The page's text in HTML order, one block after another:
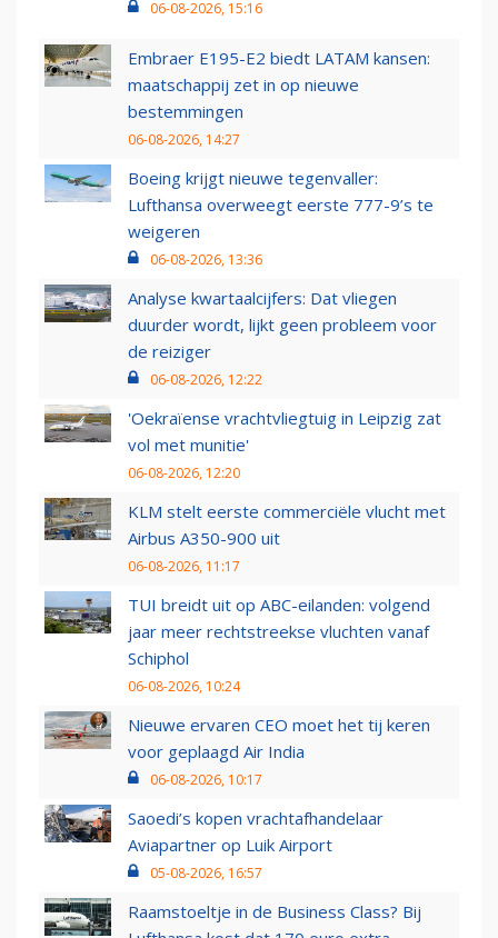
06-08-2026, 15:16
Embraer E195-E2 biedt LATAM kansen:
maatschappij zet in op nieuwe
bestemmingen
06-08-2026, 14:27
Boeing krijgt nieuwe tegenvaller:
Lufthansa overweegt eerste 777-9’s te
weigeren
06-08-2026, 13:36
Analyse kwartaalcijfers: Dat vliegen
duurder wordt, lijkt geen probleem voor
de reiziger
06-08-2026, 12:22
'Oekraïense vrachtvliegtuig in Leipzig zat
vol met munitie'
06-08-2026, 12:20
KLM stelt eerste commerciële vlucht met
Airbus A350-900 uit
06-08-2026, 11:17
TUI breidt uit op ABC-eilanden: volgend
jaar meer rechtstreekse vluchten vanaf
Schiphol
06-08-2026, 10:24
Nieuwe ervaren CEO moet het tij keren
voor geplaagd Air India
06-08-2026, 10:17
Saoedi’s kopen vrachtafhandelaar
Aviapartner op Luik Airport
05-08-2026, 16:57
Raamstoeltje in de Business Class? Bij